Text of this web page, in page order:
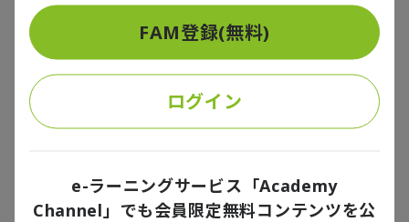
事にJ1昇格を決めました。また東京Vは、前年比+0.7百
万円（+38.1%）の2.5百万円で本KPIはJ2における11位
と中位ではありますが、内容を見ると、勝点が58から
61と微増だった半面、入場料収入は106百万円から154
百万円と+48百万円（+45.3%）と大幅に増えており、
FAM登録(無料)
ログイン
e-ラーニングサービス「Academy
Channel」でも会員限定無料コンテンツを公